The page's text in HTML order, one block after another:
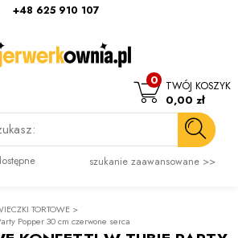
+48 625 910 107
szukanie zaawansowane >>
TWÓJ KOSZYK
0
0,00 zł
TORTOWE >
Popper 30 cm czerwone serca